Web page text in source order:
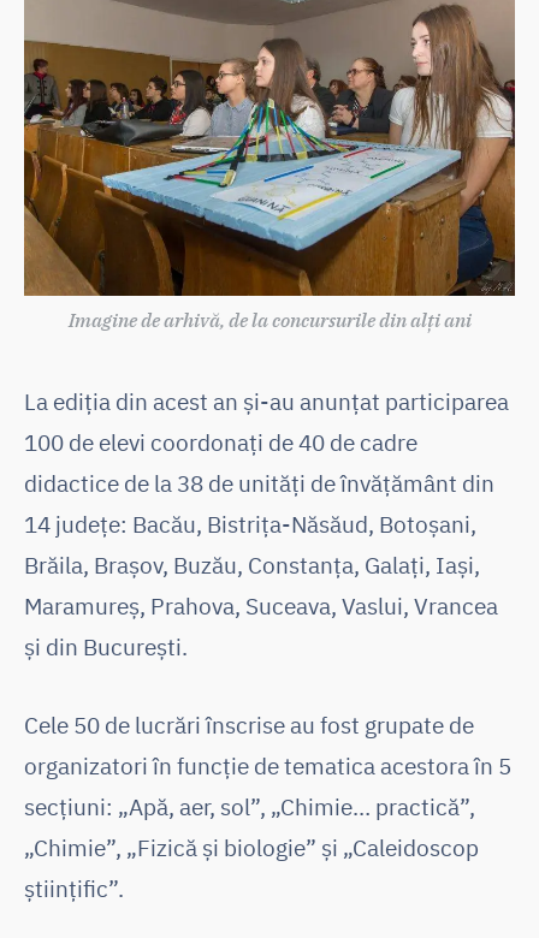
Imagine de arhivă, de la concursurile din alți ani
La ediția din acest an și-au anunțat participarea
100 de elevi coordonați de 40 de cadre
didactice de la 38 de unități de învățământ din
14 județe: Bacău, Bistrița-Năsăud, Botoșani,
Brăila, Brașov, Buzău, Constanța, Galați, Iași,
Maramureș, Prahova, Suceava, Vaslui, Vrancea
și din București.
Cele 50 de lucrări înscrise au fost grupate de
organizatori în funcție de tematica acestora în 5
secțiuni: „Apă, aer, sol”, „Chimie… practică”,
„Chimie”, „Fizică și biologie” și „Caleidoscop
științific”.